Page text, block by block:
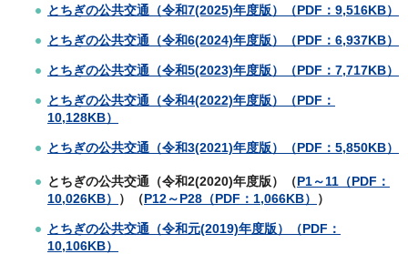
とちぎの公共交通（令和7(2025)年度版）（PDF：9,516KB）
とちぎの公共交通（令和6(2024)年度版）（PDF：6,937KB）
とちぎの公共交通（令和5(2023)年度版）（PDF：7,717KB）
とちぎの公共交通（令和4(2022)年度版）
（PDF：
10,128KB）
とちぎの公共交通（令和3(2021)年度版） （PDF：5,850KB）
とちぎの公共交通（令和2(2020)年度版）（P1～11（PDF：
10,026KB）
）（P12～P28（PDF：1,066KB） ）
とちぎの公共交通（令和元(2019)年度版）（PDF：
10,106KB）